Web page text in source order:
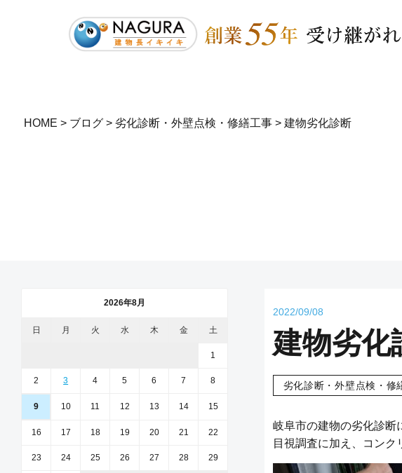
HOME > ブログ> 劣化診断・外壁点検・修繕工事> 建物劣化診断
2022/09/08
建物劣化
劣化診断・外壁点検・修
岐阜市の建物の劣化診断
目視調査に加え、コンク
2026年8月
日 月 火 水 木 金 土
1
2 3 4 5 6 7 8
9 10 11 12 13 14 15
16 17 18 19 20 21 22
23 24 25 26 27 28 29